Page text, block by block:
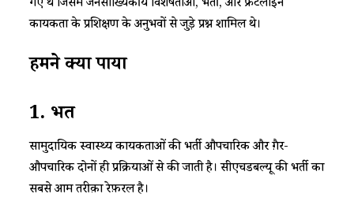
गए थे जिसमें जनसांख्यिकीय विशेषताओं, भर्ती, और फ्रंटलाइन
कार्यकर्ता के प्रशिक्षण के अनुभवों से जुड़े प्रश्न शामिल थे।
हमनेक्यापाया
1. भर्ती
सामुदायिक स्वास्थ्य कार्यकर्ताओं की भर्ती औपचारिक और ग़ैर-
औपचारिक दोनों ही प्रक्रियाओं से की जाती है। सीएचडबल्यू की भर्ती का
सबसे आम तरीक़ा रेफ़रल है।